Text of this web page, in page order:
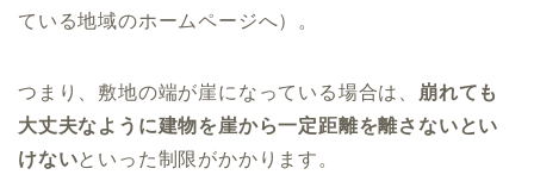
ている地域のホームページへ）。
つまり、敷地の端が崖になっている場合は、
崩れても
大丈夫なように建物を崖から一定距離を離さないとい
けないといった制限がかかります。